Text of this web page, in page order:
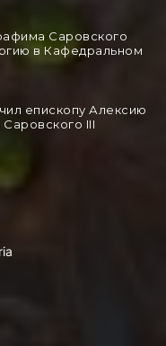
Саровского
в Кафедральном
епископу Алексию
III